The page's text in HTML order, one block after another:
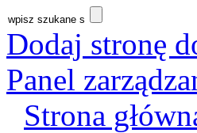
Dodaj stronę
Panel
Strona